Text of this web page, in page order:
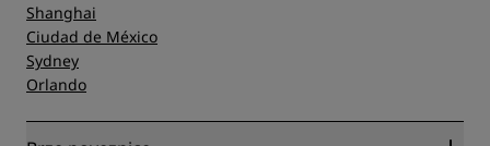
Shanghai
Ciudad de México
Sydney
Orlando